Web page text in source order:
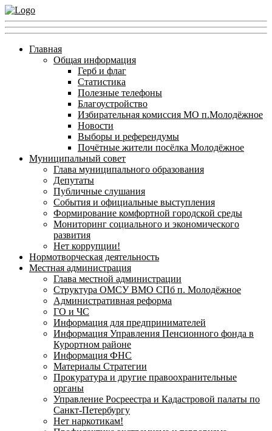
Главная
Общая информация
Герб и флаг
Статистика
Полезные телефоны
Благоустройство
Избирательная комиссия МО п.Молодёжное
Новости
Выборы и референдумы
Почётные жители посёлка Молодёжное
Муниципальный совет
Глава муниципального образования
Депутаты
Публичные слушания
События и официальные выступления
Формирование комфортной городской среды
Мониторинг социального и экономического
развития
Нет коррупции!
Нормотворческая деятельность
Местная администрация
Глава местной администрации
Структура ОМСУ ВМО СПб п. Молодёжное
Административная реформа
ГО и ЧС
Информация для предпринимателей
Информация Управления Пенсионного фонда в
Курортном районе
Информация ФНС
Материалы Стратегии
Прокуратура и другие правоохранительные
органы
Управление Росреестра и Кадастровой палаты по
Санкт-Петербургу
Нет наркотикам!